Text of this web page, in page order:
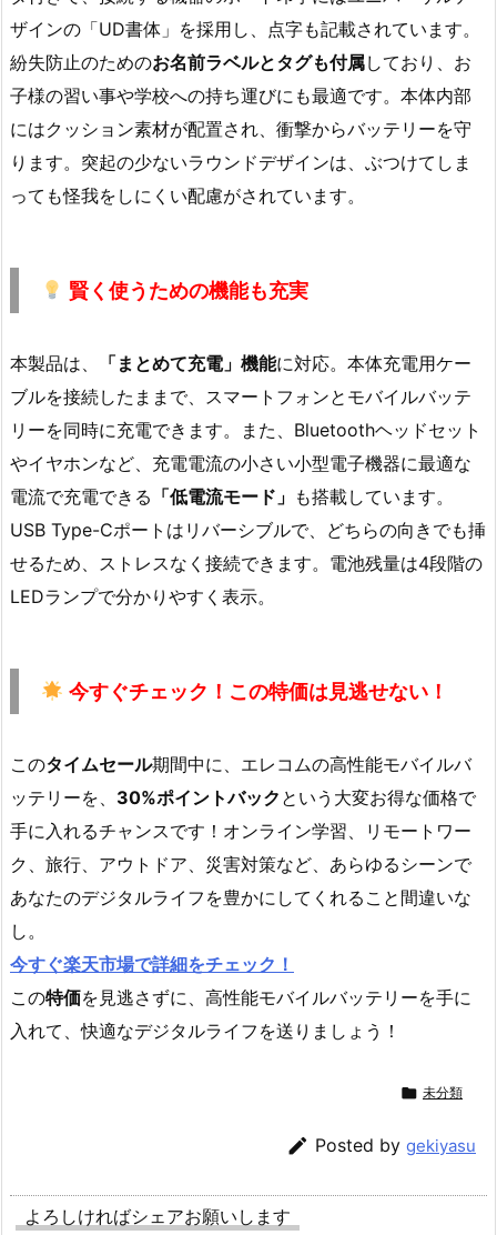
ザインの「UD書体」を採用し、点字も記載されています。
紛失防止のためのお名前ラベルとタグも付属しており、お
子様の習い事や学校への持ち運びにも最適です。本体内部
にはクッション素材が配置され、衝撃からバッテリーを守
ります。突起の少ないラウンドデザインは、ぶつけてしま
っても怪我をしにくい配慮がされています。
賢く使うための機能も充実
本製品は、 「まとめて充電」機能に対応。本体充電用ケー
ブルを接続したままで、スマートフォンとモバイルバッテ
リーを同時に充電できます。また、Bluetoothヘッドセット
やイヤホンなど、充電電流の小さい小型電子機器に最適な
電流で充電できる 「低電流モード」 も搭載しています。
USB Type-Cポートはリバーシブルで、どちらの向きでも挿
せるため、ストレスなく接続できます。電池残量は4段階の
LEDランプで分かりやすく表示。
今すぐチェック！この特価は見逃せない！
このタイムセール期間中に、エレコムの高性能モバイルバ
ッテリーを、 30%ポイントバック という大変お得な価格で
手に入れるチャンスです！オンライン学習、リモートワー
ク、旅行、アウトドア、災害対策など、あらゆるシーンで
あなたのデジタルライフを豊かにしてくれること間違いな
し。
今すぐ楽天市場で詳細をチェック！
この特価を見逃さずに、高性能モバイルバッテリーを手に
入れて、快適なデジタルライフを送りましょう！
 未分類
 Posted by gekiyasu
よろしければシェアお願いします